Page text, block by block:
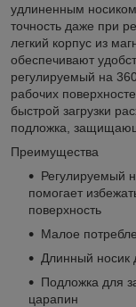
удлиненным
точность даже при
легкий корпус из
обеспечивают
регулируемый на
рабочих
быстрой загрузки
подложка,
Преимущества
Регулируемый
помогает
поверхность
Малое
Длинный носик
Подложка для
царапин